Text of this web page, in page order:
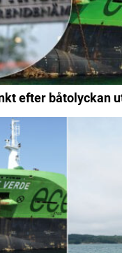
efter båtolyckan